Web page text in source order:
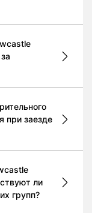
при заезде
ли
групп?